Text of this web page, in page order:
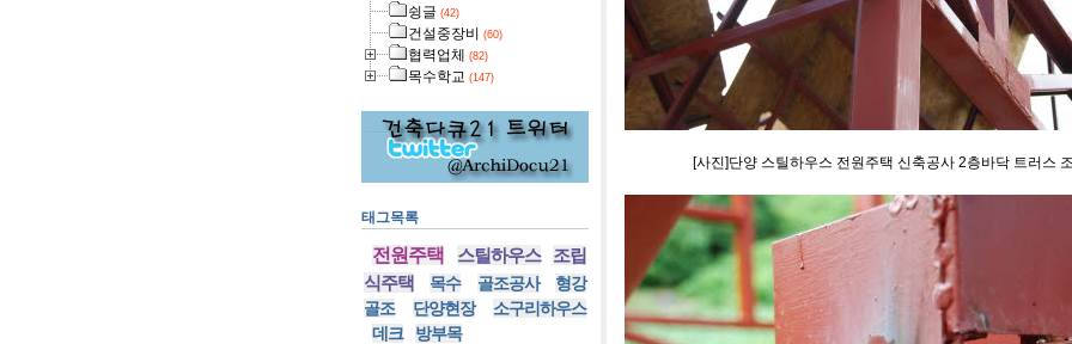
[사진]단양 스틸하우스 전원주택 신축공사 2층바닥 트러스
슁글 (42)
건설중장비 (60)
협력업체 (82)
목수학교 (147)
태그목록
전원주택 스틸하우스
조립
식주택
목수 골조공사
형강
골조
단양현장
소구리하우스
데크
방부목